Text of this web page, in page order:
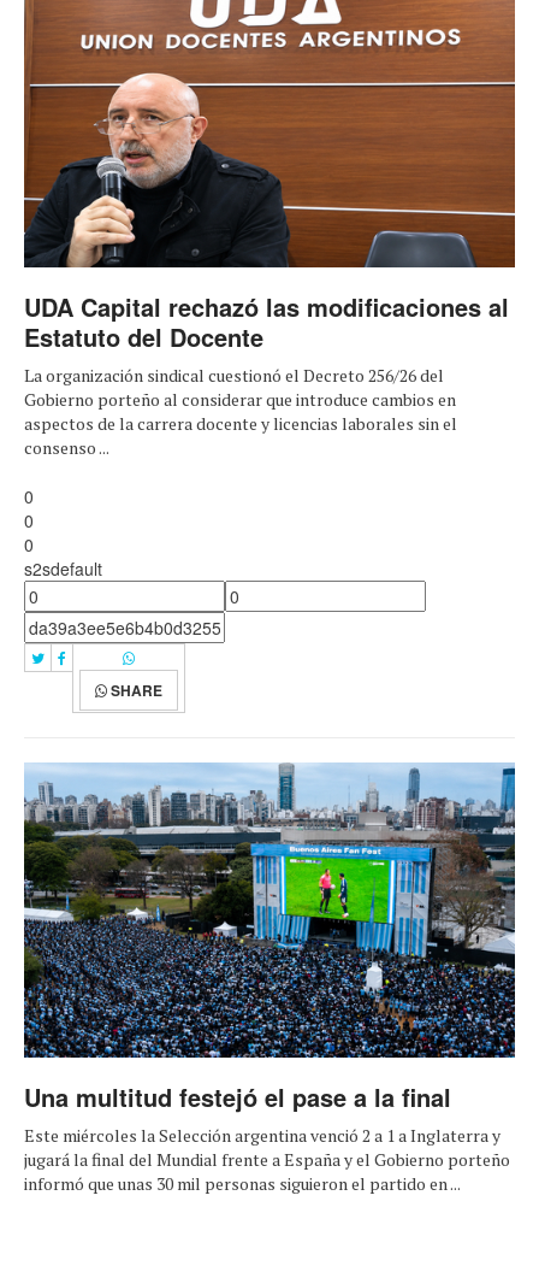
UDA Capital rechazó las modificaciones al
Estatuto del Docente
La organización sindical cuestionó el Decreto 256/26 del
Gobierno porteño al considerar que introduce cambios en
aspectos de la carrera docente y licencias laborales sin el
consenso ...
0
0
0
s2sdefault
SHARE
Una multitud festejó el pase a la final
Este miércoles la Selección argentina venció 2 a 1 a Inglaterra y
jugará la final del Mundial frente a España y el Gobierno porteño
informó que unas 30 mil personas siguieron el partido en ...